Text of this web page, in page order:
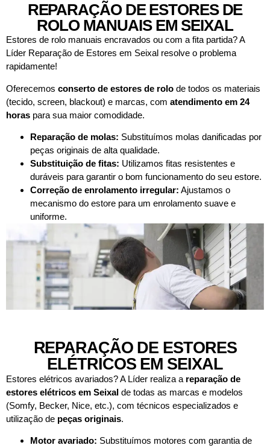
REPARAÇÃO DE ESTORES DE
ROLO MANUAIS EM SEIXAL
Estores de rolo manuais encravados ou com a fita partida? A
Líder Reparação de Estores em Seixal resolve o problema
rapidamente!
Oferecemos conserto de estores de rolo de todos os materiais
(tecido, screen, blackout) e marcas, com atendimento em 24
horas para sua maior comodidade.
Reparação de molas: Substituímos molas danificadas por
peças originais de alta qualidade.
Substituição de fitas: Utilizamos fitas resistentes e
duráveis para garantir o bom funcionamento do seu estore.
Correção de enrolamento irregular: Ajustamos o
mecanismo do estore para um enrolamento suave e
uniforme.
REPARAÇÃO DE ESTORES
ELÉTRICOS EM SEIXAL
Estores elétricos avariados? A Líder realiza a reparação de
estores elétricos em Seixal de todas as marcas e modelos
(Somfy, Becker, Nice, etc.), com técnicos especializados e
utilização de peças originais.
Motor avariado: Substituímos motores com garantia de